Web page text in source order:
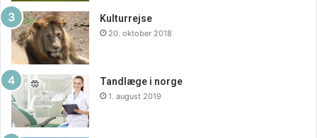
Kulturrejse
20. oktober 2018
Tandlæge i norge
1. august 2019